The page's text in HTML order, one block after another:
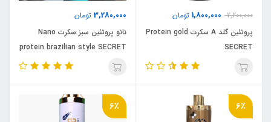
2,200,000
1,800,000 تومان
پروتئین گلد A سکرت Protein gold
SECRET
3,280,000 تومان
نانو پروتئین سبز سکرت Nano
protein brazilian style SECRET
6٪ 6٪